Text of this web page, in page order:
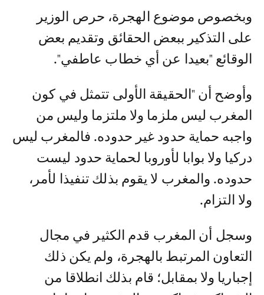
وبخصوص موضوع الهجرة، حرص الوزير
على التذكير ببعض الحقائق وتقديم بعض
الوقائع "بعيدا عن أي خطاب عاطفي".
وأوضح أن "الحقيقة الأولى تتمثل في كون
المغرب ليس ملزما ولا ملتزما وليس من
واجبه حماية حدود غير حدوده. فالمغرب ليس
دركيا ولا بوابا لأوروبا لحماية حدود ليست
حدوده. والمغرب لا يقوم بذلك تنفيذا لأمر،
ولا التزام.
وسجل أن المغرب قدم الكثير في مجال
التعاون المرتبط بالهجرة، ولم يكن ذلك
إجباريا ولا بمقابل؛ قام بذلك انطلاقا من